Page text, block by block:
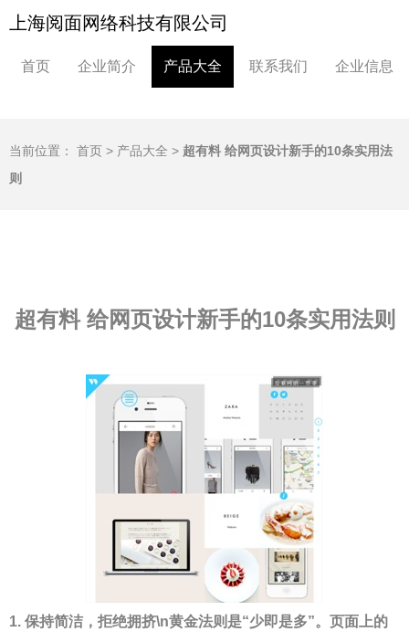
上海阅面网络科技有限公司
首页 企业简介 产品大全 联系我们 企业信息
当前位置： 首页 > 产品大全 > 超有料 给网页设计新手的10条实用法
则
超有料 给网页设计新手的10条实用法则
1. 保持简洁，拒绝拥挤\n黄金法则是“少即是多”。页面上的